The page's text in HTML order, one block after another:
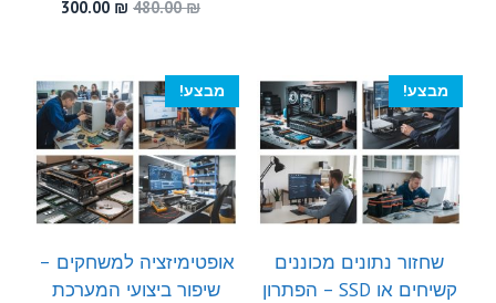
480.00₪
המחיר
480.00 ₪.
300.00 ₪
המחיר
300.00 ₪.
מבצע!
שחזור נתונים מכוננים
קשיחים או SSD – הפתרון
מבצע!
אופטימיזציה למשחקים –
שיפור ביצועי המערכת